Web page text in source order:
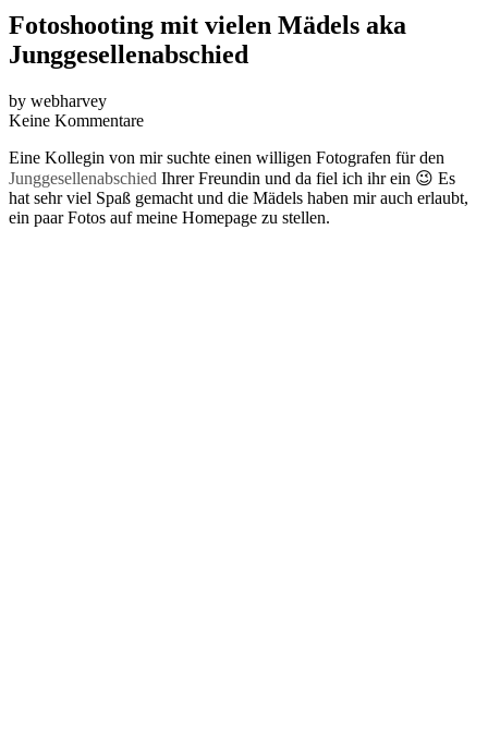
Fotoshooting mit vielen Mädels aka
Junggesellenabschied
by webharvey
Keine Kommentare
Eine Kollegin von mir suchte einen willigen Fotografen für den
Junggesellenabschied Ihrer Freundin und da fiel ich ihr ein 😉 Es
hat sehr viel Spaß gemacht und die Mädels haben mir auch erlaubt,
ein paar Fotos auf meine Homepage zu stellen.